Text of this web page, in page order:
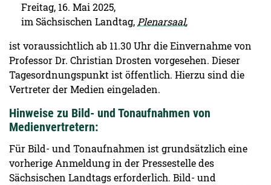
Freitag, 16. Mai 2025,
im Sächsischen Landtag, Plenarsaal,
ist voraussichtlich ab 11.30 Uhr die Einvernahme von
Professor Dr. Christian Drosten vorgesehen. Dieser
Tagesordnungspunkt ist öffentlich. Hierzu sind die
Vertreter der Medien eingeladen.
Hinweise zu Bild- und Tonaufnahmen von
Medienvertretern:
Für Bild- und Tonaufnahmen ist grundsätzlich eine
vorherige Anmeldung in der Pressestelle des
Sächsischen Landtags erforderlich. Bild- und